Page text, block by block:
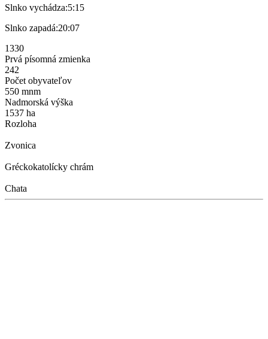
Slnko vychádza:5:15
Slnko zapadá:20:07
1330
Prvá písomná zmienka
242
Počet obyvateľov
550 mnm
Nadmorská výška
1537 ha
Rozloha
Zvonica
Gréckokatolícky chrám
Chata